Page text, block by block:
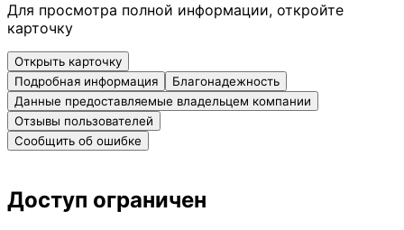
Для просмотра полной информации, откройте
карточку
Открыть карточку
Подробная информация
Благонадежность
Данные предоставляемые владельцем компании
Отзывы пользователей
Сообщить об ошибке
Доступ ограничен